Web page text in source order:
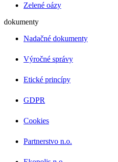
Zelené oázy
dokumenty
Nadačné dokumenty
Výročné správy
Etické princípy
GDPR
Cookies
Partnerstvo n.o.